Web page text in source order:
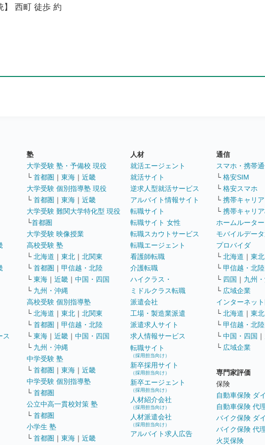
】 西町 徒歩 約
ス
塾
大学受験 塾・予備校 現役
└ 首都圏 ｜ 東海 ｜ 近畿
大学受験 個別指導塾 現役
└ 首都圏 ｜ 東海 ｜ 近畿
大学受験 難関大学特化型 現役
└首都圏
大学受験 映像授業
高校受験 塾
└ 北海道 ｜ 東北 ｜ 北関東
└ 首都圏 ｜ 甲信越・北陸
└ 東海 ｜ 近畿 ｜ 中国・四国
└ 九州・沖縄
高校受験 個別指導塾
└ 北海道 ｜ 東北 ｜ 北関東
└ 首都圏 ｜ 甲信越・北陸
└ 東海 ｜ 近畿 ｜ 中国・四国
└ 九州・沖縄
中学受験 塾
└ 首都圏 ｜ 東海 ｜ 近畿
中学受験 個別指導塾
└ 首都圏
公立中高一貫校対策 塾
└ 首都圏
小学生 塾
└ 首都圏 ｜ 東海 ｜ 近畿
人材
就活エージェント
就活サイト
逆求人型就活サービス
アルバイト情報サイト
転職サイト
転職サイト 女性
転職スカウトサービス
転職エージェント
看護師転職
介護転職
ハイクラス・
ミドルクラス転職
派遣会社
工場・製造業派遣
派遣求人サイト
求人情報サービス
転職サイト
（採用担当向け）
新卒採用サイト
（採用担当向け）
新卒エージェント
（採用担当向け）
人材紹介会社
（採用担当向け）
人材派遣会社
（採用担当向け）
アルバイト求人広告
通信
スマホ・携帯
└ 格安SIM
└ 格安スマホ
└ 携帯キャリア
└ 携帯キャリ
ホームルーター
モバイルデー
プロバイダ
└ 北海道 ｜ 東北
└ 甲信越・北陸
└ 四国 ｜ 九州
└ 広域企業
インターネッ
└ 北海道 ｜ 東北
└ 甲信越・北陸
└ 中国・四国 ｜
└ 広域企業
専門家評価
保険
自動車保険 ダ
自動車保険 代
バイク保険 ダ
バイク保険 代
火災保険